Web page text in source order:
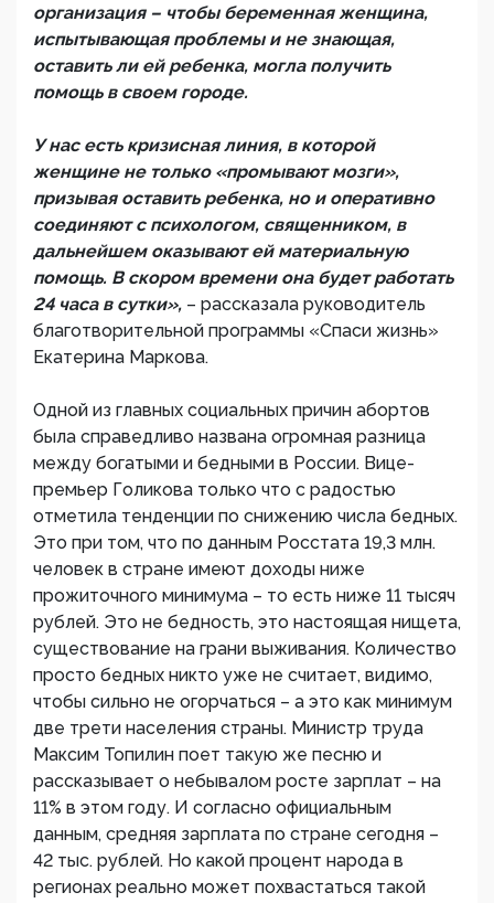
организация – чтобы беременная женщина,
испытывающая проблемы и не знающая,
оставить ли ей ребенка, могла получить
помощь в своем городе.
У нас есть кризисная линия, в которой
женщине не только «промывают мозги»,
призывая оставить ребенка, но и оперативно
соединяют с психологом, священником, в
дальнейшем оказывают ей материальную
помощь. В скором времени она будет работать
24 часа в сутки», – рассказала руководитель
благотворительной программы «Спаси жизнь»
Екатерина Маркова.
Одной из главных социальных причин абортов
была справедливо названа огромная разница
между богатыми и бедными в России. Вице-
премьер Голикова только что с радостью
отметила тенденции по снижению числа бедных.
Это при том, что по данным Росстата 19,3 млн.
человек в стране имеют доходы ниже
прожиточного минимума – то есть ниже 11 тысяч
рублей. Это не бедность, это настоящая нищета,
существование на грани выживания. Количество
просто бедных никто уже не считает, видимо,
чтобы сильно не огорчаться – а это как минимум
две трети населения страны. Министр труда
Максим Топилин поет такую же песню и
рассказывает о небывалом росте зарплат – на
11% в этом году. И согласно официальным
данным, средняя зарплата по стране сегодня –
42 тыс. рублей. Но какой процент народа в
регионах реально может похвастаться такой